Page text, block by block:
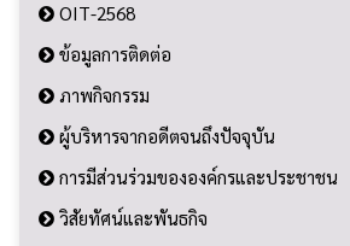
OIT-2568
ข้อมูลการติดต่อ
ภาพกิจกรรม
ผู้บริหารจากอดีตจนถึงปัจจุบัน
การมีส่วนร่วมขององค์กรและประชาชน
วิสัยทัศน์และพันธกิจ